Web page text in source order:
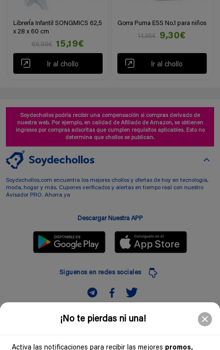
¡No te pierdas ni una!
Activa las notificaciones para recibir las mejores promos,
LibrerÍa Infantil SONGMICS 62,5
x 28 x 60 cm
69,99€
15,19€
Ir al chollo
Gorra Puma ESS No.1 para niños
14,95€
9,30€
Ir al chollo
Soydechollos podría recibir una compensación si compras derivado de
nuestra web. Por ejemplo, en calidad de Afiliado de Amazon, se obtienen
ingresos por compras adscritas que cumplen requisitos aplicables. Esto no
determina que chollos se publican.
Soydechollos.com encuentra los mejores chollos y ofertas de hoy en tecnología,
moda, hogar y más. Cupones verificados y alertas en tiempo real con nuestro
Avisador PRO. Ahorra ya
Descargar Nuestra APP
Siguenos en redes sociales
Suscribir